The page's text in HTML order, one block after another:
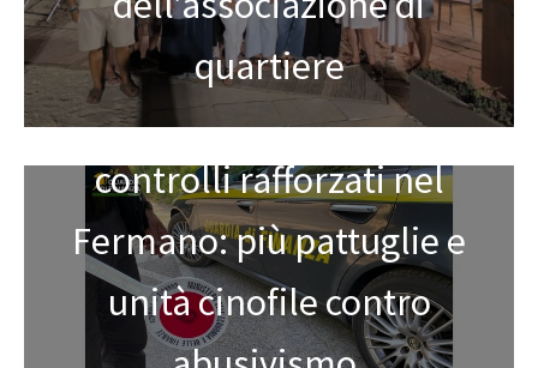
quartiere
Guardia di Finanza,
controlli rafforzati nel
Fermano: più pattuglie e
unità cinofile contro